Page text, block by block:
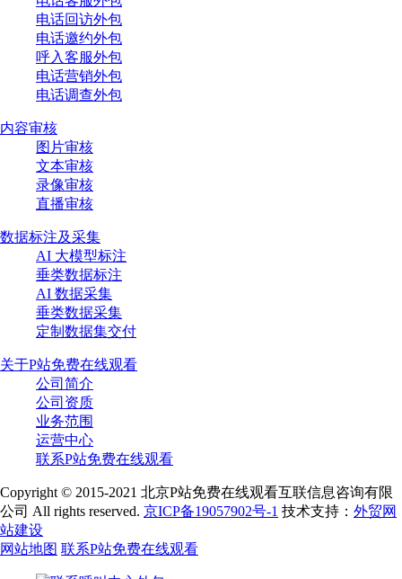
电话回访外包
电话邀约外包
呼入客服外包
电话营销外包
电话调查外包
内容审核
图片审核
文本审核
录像审核
直播审核
数据标注及采集
AI 大模型标注
垂类数据标注
AI 数据采集
垂类数据采集
定制数据集交付
关于P站免费在线观看
公司简介
公司资质
业务范围
运营中心
联系P站免费在线观看
Copyright © 2015-2021 北京P站免费在线观看互联信息咨询有限
公司 All rights reserved. 京ICP备19057902号-1 技术支持： 外贸网
站建设
网站地图 联系P站免费在线观看